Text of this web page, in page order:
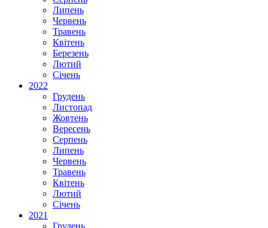
Липень
Червень
Травень
Квітень
Березень
Лютий
Січень
2022
Грудень
Листопад
Жовтень
Вересень
Серпень
Липень
Червень
Травень
Квітень
Лютий
Січень
2021
Грудень